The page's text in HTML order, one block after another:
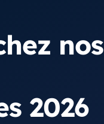
nos
2026